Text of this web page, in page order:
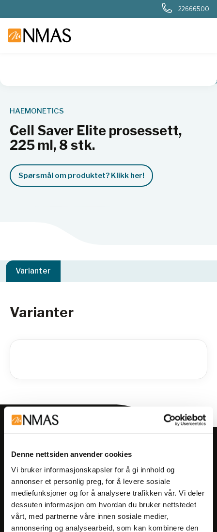
Denne nettsiden anvender cookies
Vi bruker informasjonskapsler for å gi innhold og
annonser et personlig preg, for å levere sosiale
mediefunksjoner og for å analysere trafikken vår. Vi deler
dessuten informasjon om hvordan du bruker nettstedet
vårt, med partnerne våre innen sosiale medier,
annonsering og analysearbeid, som kan kombinere den
22666500
Blodbank og
HAEMONETICS
Cell Saver Elite prosessett,
225 ml, 8 stk.
Spørsmål om produktet? Klikk her!
Varianter
Varianter
Meld deg på vårt nyhetsbrev!
arrangementer og kampanjer.
Meld på nyhetsbrev